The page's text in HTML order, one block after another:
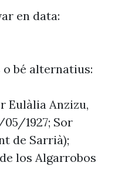
en data:
bé alternatius:
Eulàlia Anzizu,
1927; Sor
de Sarrià);
los Algarrobos